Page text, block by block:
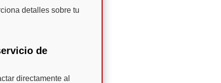
detalles sobre tu
de
directamente al